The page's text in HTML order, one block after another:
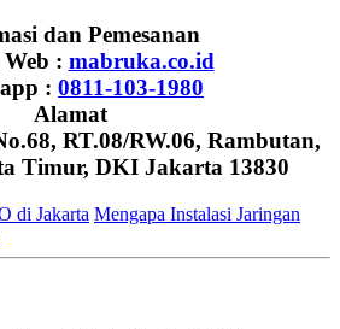
dan Pemesanan
: mabruka.co.id
: 0811-103-1980
Alamat
RT.08/RW.06, Rambutan,
Timur, DKI Jakarta 13830
di Jakarta Mengapa Instalasi Jaringan